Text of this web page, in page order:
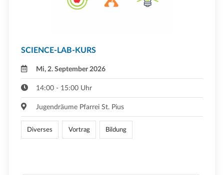
SCIENCE-LAB-KURS
Mi, 2. September 2026
14:00 - 15:00 Uhr
Jugendräume Pfarrei St. Pius
Diverses Vortrag Bildung